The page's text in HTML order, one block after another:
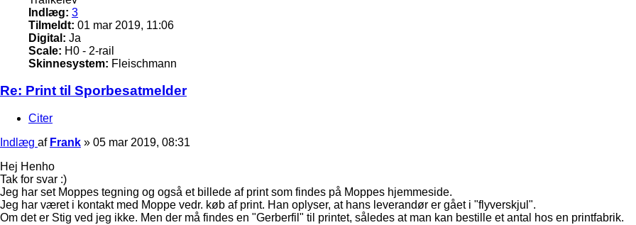
Indlæg: 3
Tilmeldt: 01 mar 2019, 11:06
Digital: Ja
Scale: H0 - 2-rail
Skinnesystem: Fleischmann
Re: Print til Sporbesatmelder
Citer
Indlæg af Frank » 05 mar 2019, 08:31
Hej Henho
Tak for svar :)
Jeg har set Moppes tegning og også et billede af print som findes på Moppes hjemmeside.
Jeg har været i kontakt med Moppe vedr. køb af print. Han oplyser, at hans leverandør er gået i "flyverskjul".
Om det er Stig ved jeg ikke. Men der må findes en "Gerberfil" til printet, således at man kan bestille et antal hos en printfabrik.